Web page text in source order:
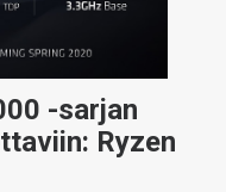
-sarjan
Ryzen